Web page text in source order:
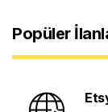
Popüler